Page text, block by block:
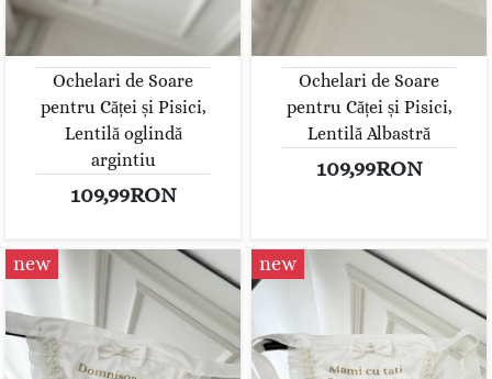
Ochelari de Soare
pentru Căței și Pisici,
Lentilă oglindă
argintiu
109,99RON
Ochelari de Soare
pentru Căței și Pisici,
Lentilă Albastră
109,99RON
new new